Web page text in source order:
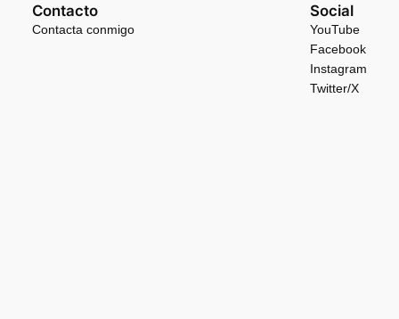
Contacto
Contacta conmigo
Social
YouTube
Facebook
Instagram
Twitter/X